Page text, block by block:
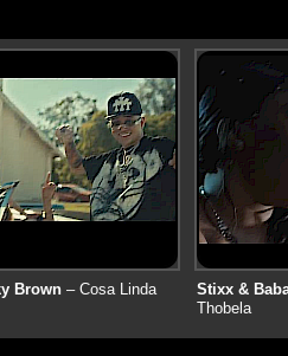
Brown– Cosa Linda Stixx &
Thobela